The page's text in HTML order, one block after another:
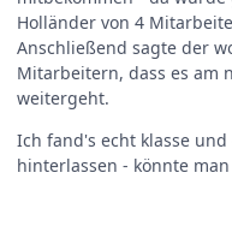
Holländer von 4
Anschließend sagte der
Mitarbeitern, dass es am
weitergeht.
Ich fand's echt klasse
hinterlassen - könnte